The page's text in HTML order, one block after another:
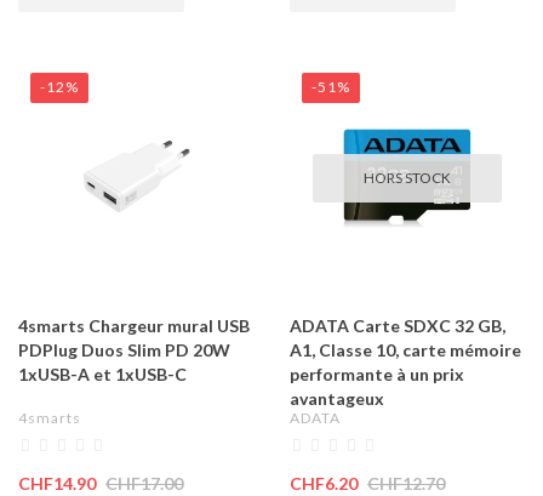
-12%
4smarts Chargeur mural USB
PDPlug Duos Slim PD 20W
1xUSB-A et 1xUSB-C
4smarts
CHF14.90 CHF17.00
HORS STOCK
-51%
ADATA Carte SDXC 32 GB,
A1, Classe 10, carte mémoire
performante à un prix
avantageux
ADATA
CHF6.20 CHF12.70